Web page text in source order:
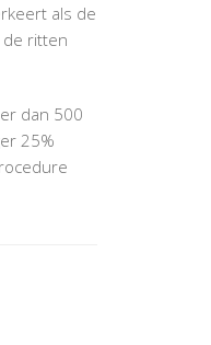
als de
de ritten
dan 500
25%